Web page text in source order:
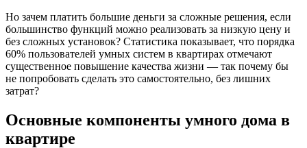
Но зачем платить большие деньги за сложные решения, если
большинство функций можно реализовать за низкую цену и
без сложных установок? Статистика показывает, что порядка
60% пользователей умных систем в квартирах отмечают
существенное повышение качества жизни — так почему бы
не попробовать сделать это самостоятельно, без лишних
затрат?
Основные компоненты умного дома в
квартире